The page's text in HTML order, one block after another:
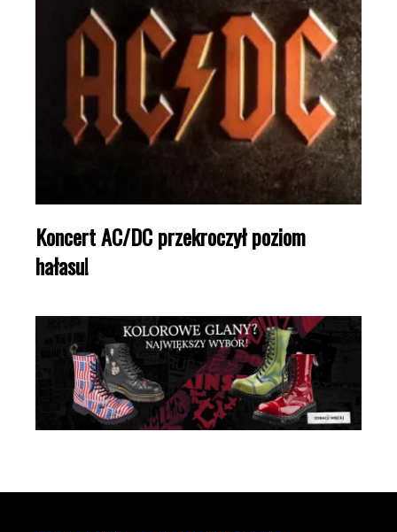
Koncert AC/DC przekroczył poziom
hałasu!